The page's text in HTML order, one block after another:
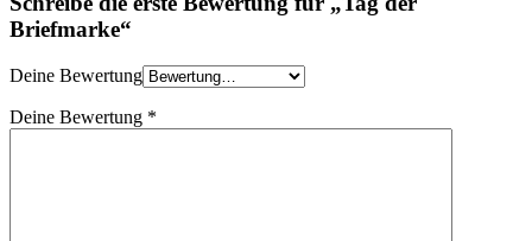
Briefmarke“
Deine Bewertung
Deine Bewertung *